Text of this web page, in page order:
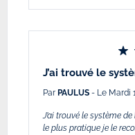
J’ai trouvé le
Par PAULUS - Le Mardi
J’ai trouvé le système
le plus pratique je le